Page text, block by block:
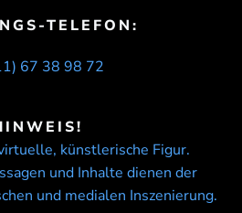
TELEFON:
67 38 98 72
künstlerische Figur.
und Inhalte dienen der
und medialen Inszenierung.